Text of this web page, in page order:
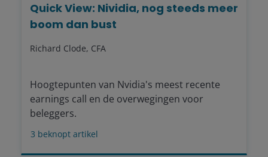
Quick View: Nividia, nog steeds meer
boom dan bust
Richard Clode, CFA
Hoogtepunten van Nvidia's meest recente
earnings call en de overwegingen voor
beleggers.
3 beknopt artikel